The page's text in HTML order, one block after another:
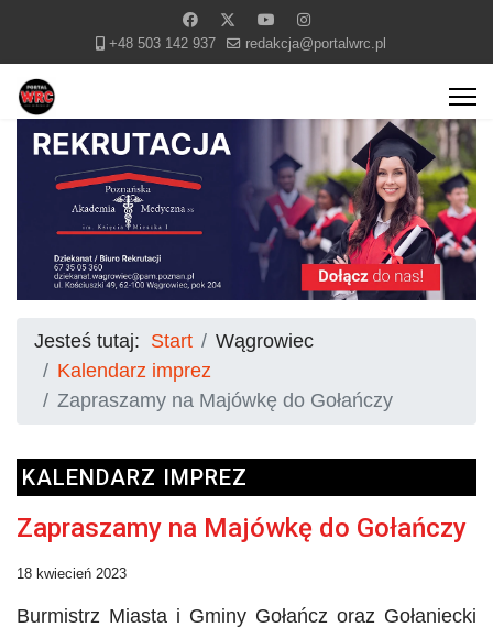
+48 503 142 937 redakcja@portalwrc.pl
Jesteś tutaj: Start
Wągrowiec
Kalendarz imprez
Zapraszamy na Majówkę do Gołańczy
KALENDARZ IMPREZ
Zapraszamy na Majówkę do Gołańczy
18 kwiecień 2023
Burmistrz Miasta i Gminy Gołańcz oraz Gołaniecki